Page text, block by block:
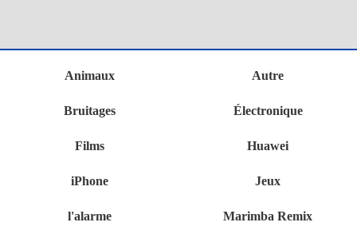
Animaux Autre
Bruitages Électronique
Films Huawei
iPhone Jeux
l'alarme Marimba Remix